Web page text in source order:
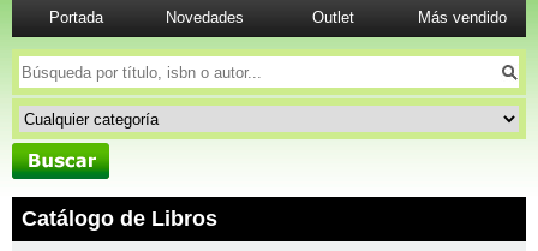
Portada Novedades Outlet Más vendido
Catálogo de Libros